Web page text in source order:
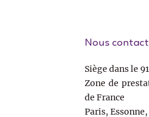
Nous
Siège dans le 91
Zone de
de France
Paris,